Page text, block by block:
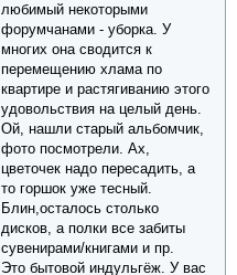
любимый некоторыми
форумчанами - уборка. У
многих она сводится к
перемещению хлама по
квартире и растягиванию этого
удовольствия на целый день.
Ой, нашли старый альбомчик,
фото посмотрели. Ах,
цветочек надо пересадить, а
то горшок уже тесный.
Блин,осталось столько
дисков, а полки все забиты
сувенирами/книгами и пр.
Это бытовой индульгёж. У вас